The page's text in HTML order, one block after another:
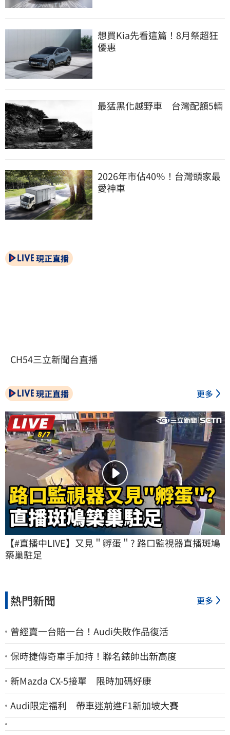
想買Kia先看這篇！8月祭超狂
優惠
最猛黑化越野車　台灣配額5輛
2026年市佔40％！台灣頭家最
愛神車
現正直播
CH54三立新聞台直播
現正直播 更多
【#直播中LIVE】又見＂孵蛋＂? 路口監視器直播斑鳩
築巢駐足
熱門新聞 更多
曾經賣一台賠一台！Audi失敗作品復活
保時捷傳奇車手加持！聯名錶帥出新高度
新Mazda CX-5接單 限時加碼好康
Audi限定福利 帶車迷前進F1新加坡大賽